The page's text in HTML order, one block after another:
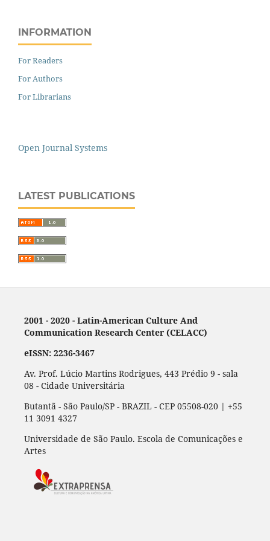
INFORMATION
For Readers
For Authors
For Librarians
Open Journal Systems
LATEST PUBLICATIONS
2001 - 2020 - Latin-American Culture And
Communication Research Center (CELACC)
eISSN: 2236-3467
Av. Prof. Lúcio Martins Rodrigues, 443 Prédio 9 - sala
08 - Cidade Universitária
Butantã - São Paulo/SP - BRAZIL - CEP 05508-020 | +55
11 3091 4327
Universidade de São Paulo. Escola de Comunicações e
Artes